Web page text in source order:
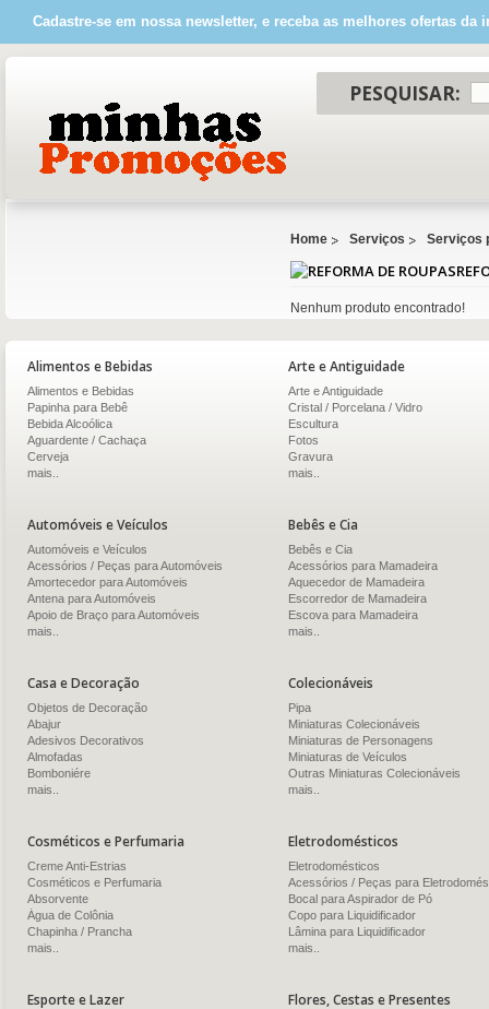
Cadastre-se em nossa newsletter, e receba as melhores ofertas da
PESQUISAR:
Home Serviços Serviços
Nenhum produto encontrado!
Alimentos e Bebidas
Alimentos e Bebidas
Papinha para Bebê
Bebida Alcoólica
Aguardente / Cachaça
Cerveja
mais..
Arte e Antiguidade
Arte e Antiguidade
Cristal / Porcelana / Vidro
Escultura
Fotos
Gravura
mais..
Automóveis e Veículos
Automóveis e Veículos
Acessórios / Peças para Automóveis
Amortecedor para Automóveis
Antena para Automóveis
Apoio de Braço para Automóveis
mais..
Bebês e Cia
Bebês e Cia
Acessórios para Mamadeira
Aquecedor de Mamadeira
Escorredor de Mamadeira
Escova para Mamadeira
mais..
Casa e Decoração
Objetos de Decoração
Abajur
Adesivos Decorativos
Almofadas
Bomboniére
mais..
Colecionáveis
Pipa
Miniaturas Colecionáveis
Miniaturas de Personagens
Miniaturas de Veículos
Outras Miniaturas Colecionáveis
mais..
Cosméticos e Perfumaria
Creme Anti-Estrias
Cosméticos e Perfumaria
Absorvente
Água de Colônia
Chapinha / Prancha
mais..
Eletrodomésticos
Eletrodomésticos
Acessórios / Peças para
Bocal para Aspirador de Pó
Copo para Liquidificador
Lâmina para Liquidificador
mais..
Esporte e Lazer Flores, Cestas e Presentes